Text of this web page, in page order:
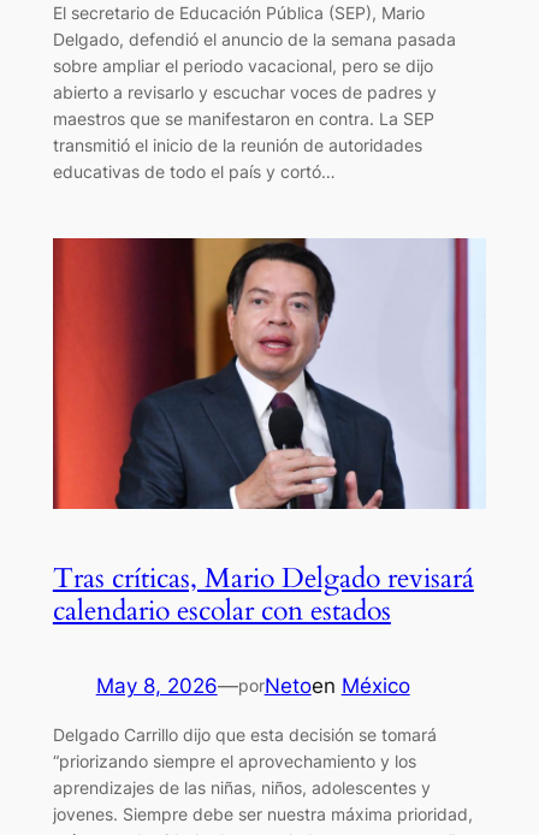
El secretario de Educación Pública (SEP), Mario
Delgado, defendió el anuncio de la semana pasada
sobre ampliar el periodo vacacional, pero se dijo
abierto a revisarlo y escuchar voces de padres y
maestros que se manifestaron en contra. La SEP
transmitió el inicio de la reunión de autoridades
educativas de todo el país y cortó…
Tras críticas, Mario Delgado revisará
calendario escolar con estados
May 8, 2026—porNetoen México
Delgado Carrillo dijo que esta decisión se tomará
“priorizando siempre el aprovechamiento y los
aprendizajes de las niñas, niños, adolescentes y
jovenes. Siempre debe ser nuestra máxima prioridad,